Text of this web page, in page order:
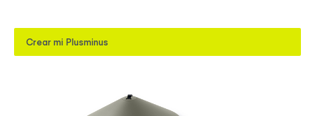
Crear mi Plusminus